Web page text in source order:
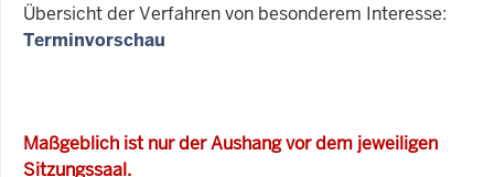
Übersicht der Verfahren von besonderem Interesse:
Terminvorschau
Maßgeblich ist nur der Aushang vor dem jeweiligen
Sitzungssaal.